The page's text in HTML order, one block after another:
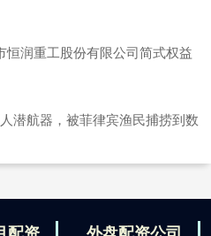
恒润重工股份有限公司简式权益
潜航器，被菲律宾渔民捕捞到数